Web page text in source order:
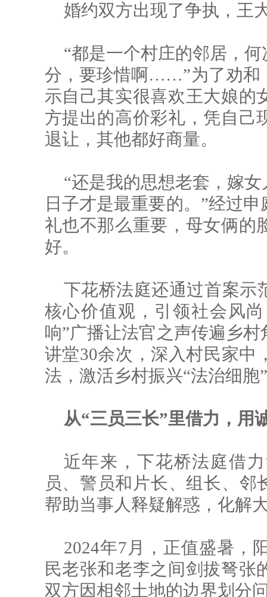
婚约双方出现了争执，王
“都是一个村庄的邻居，
分，要珍惜啊……”为了劝和
示自己其实很喜欢王大娘的
方提出的高价彩礼，凭自己
退让，其他都好商量。
“还是我的思想老套，嫁
日子才是最重要的。”经过
礼也不那么重要，母女俩的
好。
下花桥法庭还通过首案示
核心价值观，引领社会风
响”广播让法官之声传遍乡
讲堂30余次，深入村民家中
法，激活乡村振兴“法治细胞
从“三员三长”里借力，用
近年来，下花桥法庭借
员、警员和片长、组长、邻
帮助当事人释疑解惑，化解
2024年7月，正值盛暑，
民老张和老李之间剑拔弩张
双方因相邻土地的边界划分